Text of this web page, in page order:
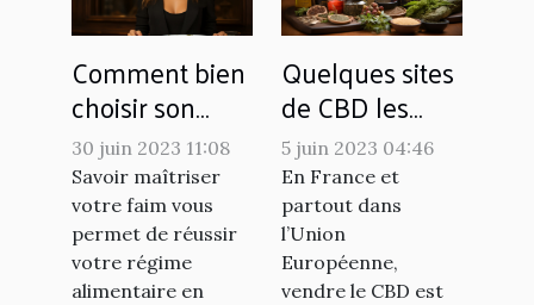
Comment bien
choisir son
coupe faim ?
30 juin 2023 11:08
Savoir maîtriser
votre faim vous
permet de réussir
votre régime
alimentaire en
Quelques sites
de CBD les
plus fiables en
France
5 juin 2023 04:46
En France et
partout dans
l’Union
Européenne,
vendre le CBD est